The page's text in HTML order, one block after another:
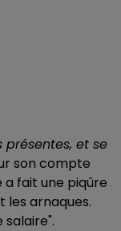
présentes, et se
son compte
a fait une piqûre
arnaques.